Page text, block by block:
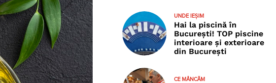
UNDE IEȘIM
Hai la piscină în
București! TOP piscine
interioare și exterioare
din București
CE MÂNCĂM